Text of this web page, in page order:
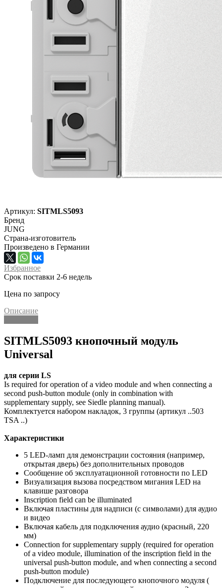
Артикул: SITMLS5093
Бренд
JUNG
Страна-изготовитель
Произведено в Германии
Избранное
Срок поставки 2-6 недель
Цена по запросу
Описание
SITMLS5093 кнопочный модуль
Universal
для серии LS
Is required for operation of a video module and when connecting a
second push-button module (only in combination with
supplementary supply, see Siedle planning manual).
Комплектуется набором накладок, 3 группы (артикул ..503
TSA ..)
Характеристики
5 LED-ламп для демонстрации состояния (например,
открытая дверь) без дополнительных проводов
Сообщение об эксплуатационной готовности по LED
Визуализация вызова посредством мигания LED на
клавише разговора
Inscription field can be illuminated
Включая пластины для надписи (с символами) для аудио
и видео
Включая кабель для подключения аудио (красный, 220
мм)
Connection for supplementary supply (required for operation
of a video module, illumination of the inscription field in the
universal push-button module, and when connecting a second
push-button module)
Подключение для последующего кнопочного модуля (